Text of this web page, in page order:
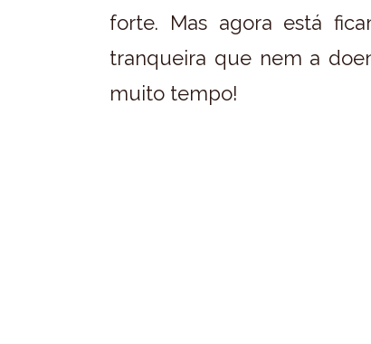
forte. Mas agora está
tranqueira que nem a
muito tempo!